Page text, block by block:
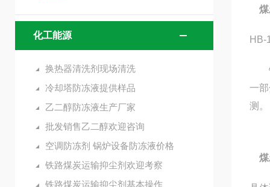
化工能源
换热器清洗剂现场清洗
冷却塔防冻液提供样品
乙二醇防冻液生产厂家
批发销售乙二醇欢迎咨询
空调防冻剂 锅炉设备防冻液价格
铁路煤炭运输抑尘剂欢迎考察
铁路煤炭运输抑尘剂基本操作
HB-
铁
一
测。